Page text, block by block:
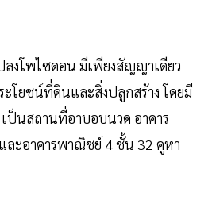
งโพไซดอน มีเพียงสัญญาเดียว
โยชน์ที่ดินและสิ่งปลูกสร้าง โดยมี
ป็นสถานที่อาบอบนวด อาคาร
ะอาคารพาณิชย์ 4 ชั้น 32 คูหา